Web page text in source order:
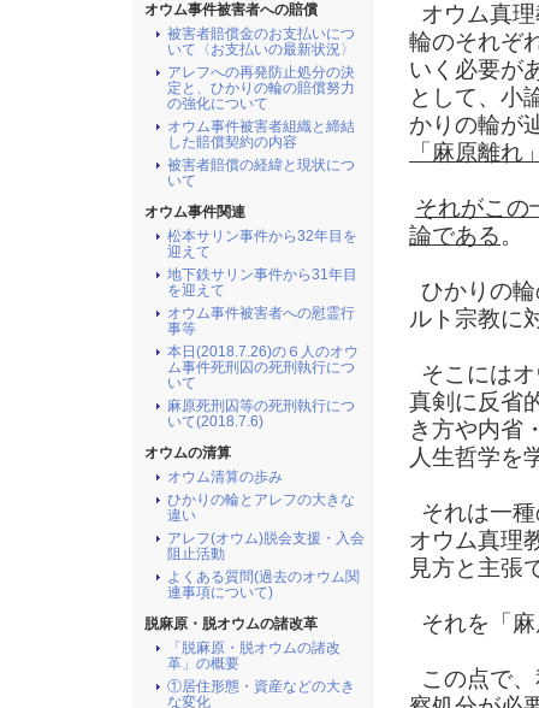
オウム真
輪のそれぞ
いく必要が
として、小
かりの輪が
「麻原離
それがこの
論である。
ひかりの
ルト宗教に
そこには
真剣に反省
き方や内省
人生哲学を
それは一
オウム真理
見方と主張
それを「
この点で
オウム事件被害者への賠償
被害者賠償金のお支払いにつ
いて〈お支払いの最新状況〉
アレフへの再発防止処分の決
定と、ひかりの輪の賠償努力
の強化について
オウム事件被害者組織と締結
した賠償契約の内容
被害者賠償の経緯と現状につ
いて
オウム事件関連
松本サリン事件から32年目を
迎えて
地下鉄サリン事件から31年目
を迎えて
オウム事件被害者への慰霊行
事等
本日(2018.7.26)の６人のオウ
ム事件死刑囚の死刑執行につ
いて
麻原死刑囚等の死刑執行につ
いて(2018.7.6)
オウムの清算
オウム清算の歩み
ひかりの輪とアレフの大きな
違い
アレフ(オウム)脱会支援・入会
阻止活動
よくある質問(過去のオウム関
連事項について)
脱麻原・脱オウムの諸改革
「脱麻原・脱オウムの諸改
革」の概要
①居住形態・資産などの大き
な変化